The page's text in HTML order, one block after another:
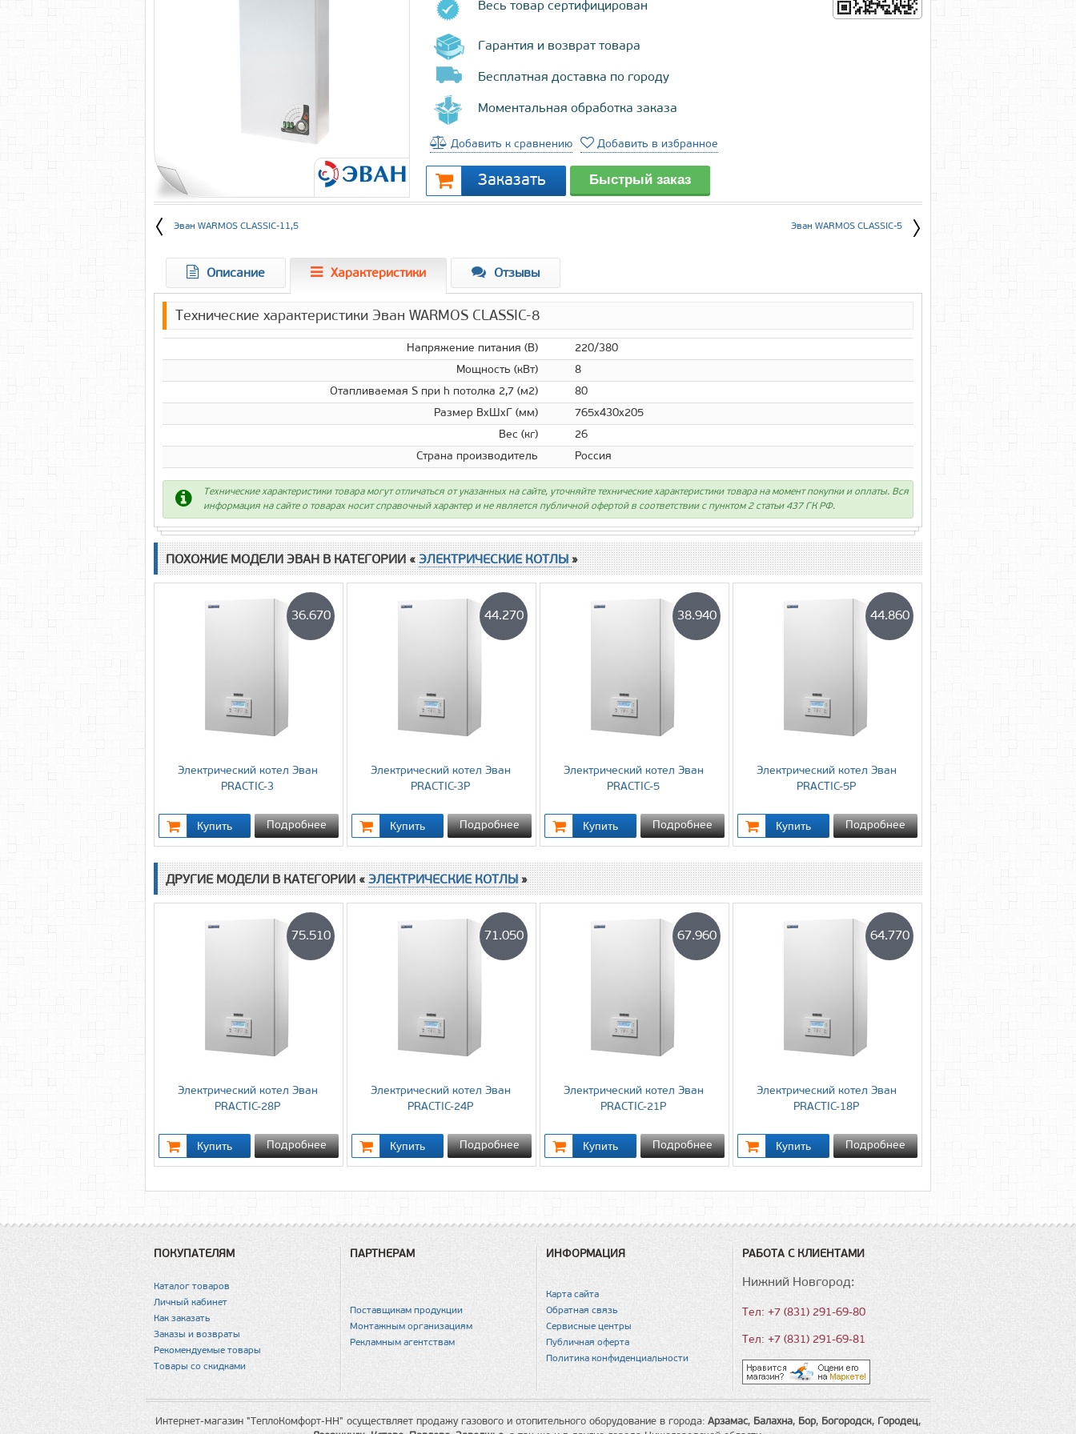
Весь товар сертифицирован
Гарантия и возврат товара
Бесплатная доставка по городу
Моментальная обработка заказа
Добавить к сравнению Добавить в избранное
Эван WARMOS CLASSIC-11,5 Эван WARMOS CLASSIC-5
Описание Характеристики Отзывы
Технические характеристики Эван WARMOS CLASSIC-8
Напряжение питания (В)
220/380
Мощность (кВт)
8
Отапливаемая S при h потолка 2,7 (м2)
80
Размер ВхШхГ (мм)
765х430х205
Вес (кг)
26
Страна производитель
Россия
Технические характеристики товара могут отличаться от указанных на сайте, уточняйте технические характеристики товара на момент покупки и оплаты. Вся
информация на сайте о товарах носит справочный характер и не является публичной офертой в соответствии с пунктом 2 статьи 437 ГК РФ.
ПОХОЖИЕ МОДЕЛИ ЭВАН В КАТЕГОРИИ «ЭЛЕКТРИЧЕСКИЕ КОТЛЫ»
Электрический котел Эван
PRACTIC-3
36.670
Подробнее
Электрический котел Эван
PRACTIC-3P
44.270
Подробнее
Электрический котел Эван
PRACTIC-5
38.940
Подробнее
Электрический котел Эван
PRACTIC-5P
44.860
Подробнее
ДРУГИЕ МОДЕЛИ В КАТЕГОРИИ «ЭЛЕКТРИЧЕСКИЕ КОТЛЫ»
Электрический котел Эван
PRACTIC-28P
75.510
Подробнее
Электрический котел Эван
PRACTIC-24P
71.050
Подробнее
Электрический котел Эван
PRACTIC-21P
67.960
Подробнее
Электрический котел Эван
PRACTIC-18P
64.770
Подробнее
ПОКУПАТЕЛЯМ
Каталог товаров
Личный кабинет
Как заказать
Заказы и возвраты
Рекомендуемые товары
Товары со скидками
ПАРТНЕРАМ
Поставщикам продукции
Монтажным организациям
Рекламным агентствам
ИНФОРМАЦИЯ
Карта сайта
Обратная связь
Сервисные центры
Публичная оферта
Политика конфиденциальности
РАБОТА С КЛИЕНТАМИ
Нижний Новгород:
Тел: +7 (831) 291-69-80
Тел: +7 (831) 291-69-81
Интернет-магазин "ТеплоКомфорт-НН" осуществляет продажу газового и отопительного оборудование в города: Арзамас, Балахна, Бор, Богородск, Городец,